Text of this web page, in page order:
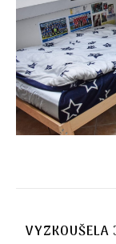
VYZKOUŠELA